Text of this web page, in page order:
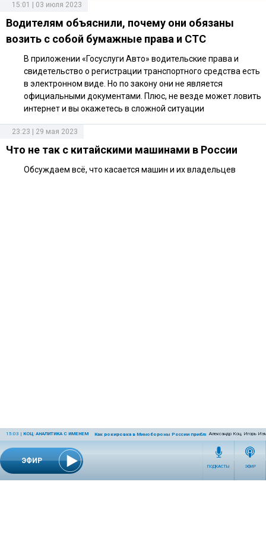
ЭФИР
15:03 | КОЦ: АНАЛИТИКА С ИМЕНЕМ Как рокировка в Минобороны России приблизит победу
Александр Коц, Игорь
ПОДКАСТЫ ЭФИР
15:01 | 03 июля 2023
Водителям объяснили, почему они обязаны
возить с собой бумажные права и СТС
В приложении «Госуслуги Авто» водительские права и
свидетельство о регистрации транспортного средства есть
в электронном виде. Но по закону они не является
официальными документами. Плюс, не везде может ловить
интернет и вы окажетесь в сложной ситуации
23:23 | 29 мая 2023
Что не так с китайскими машинами в России
Обсуждаем всё, что касается машин и их владельцев